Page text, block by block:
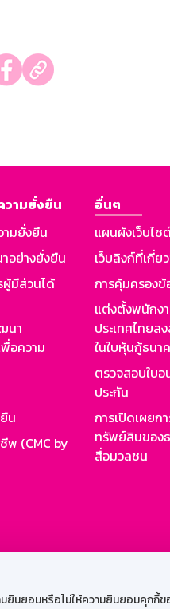
ยอมหรือไม่ให้ความยินยอมคุกกี้ข
ามยั่งยืน
มยั่งยืน
อย่างยั่งยืน
ผู้มีส่วนได้
นา
อความ
น
พ (CMC by
อื่นๆ
แผนผังเว็บไซ
เว็บลิงก์ที่เกี่ย
การคุ้มครอง
แต่งตั้งพนักง
ประเทศไทยล
ในใบหุ้นกู้ธนา
ตรวจสอบใบ
ประกัน
การเปิดเผยก
ทรัพย์สินของ
สื่อมวลชน